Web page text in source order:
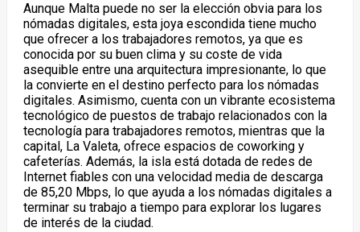
Aunque Malta puede no ser la elección obvia para los
nómadas digitales, esta joya escondida tiene mucho
que ofrecer a los trabajadores remotos, ya que es
conocida por su buen clima y su coste de vida
asequible entre una arquitectura impresionante, lo que
la convierte en el destino perfecto para los nómadas
digitales. Asimismo, cuenta con un vibrante ecosistema
tecnológico de puestos de trabajo relacionados con la
tecnología para trabajadores remotos, mientras que la
capital, La Valeta, ofrece espacios de coworking y
cafeterías. Además, la isla está dotada de redes de
Internet fiables con una velocidad media de descarga
de 85,20 Mbps, lo que ayuda a los nómadas digitales a
terminar su trabajo a tiempo para explorar los lugares
de interés de la ciudad.